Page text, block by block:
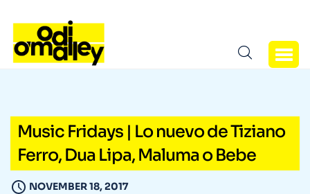
Music Fridays | Lo nuevo de Tiziano
Ferro, Dua Lipa, Maluma o Bebe
NOVEMBER 18, 2017